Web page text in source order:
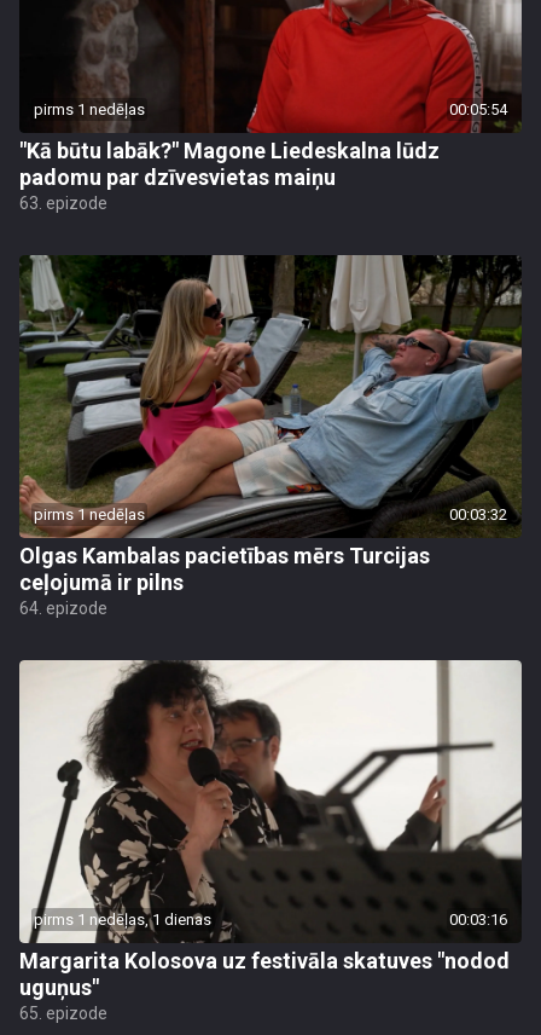
pirms 1 nedēļas 00:05:54
"Kā būtu labāk?" Magone Liedeskalna lūdz
padomu par dzīvesvietas maiņu
63. epizode
pirms 1 nedēļas 00:03:32
Olgas Kambalas pacietības mērs Turcijas
ceļojumā ir pilns
64. epizode
pirms 1 nedēļas, 1 dienas 00:03:16
Margarita Kolosova uz festivāla skatuves "nodod
uguņus"
65. epizode